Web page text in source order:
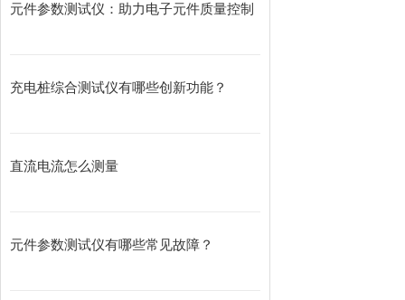
元件参数测试仪：助力电子元件质量控制
充电桩综合测试仪有哪些创新功能？
直流电流怎么测量
元件参数测试仪有哪些常见故障？